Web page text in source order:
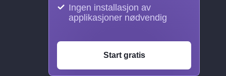
Ingen installasjon av
applikasjoner nødvendig
Start gratis